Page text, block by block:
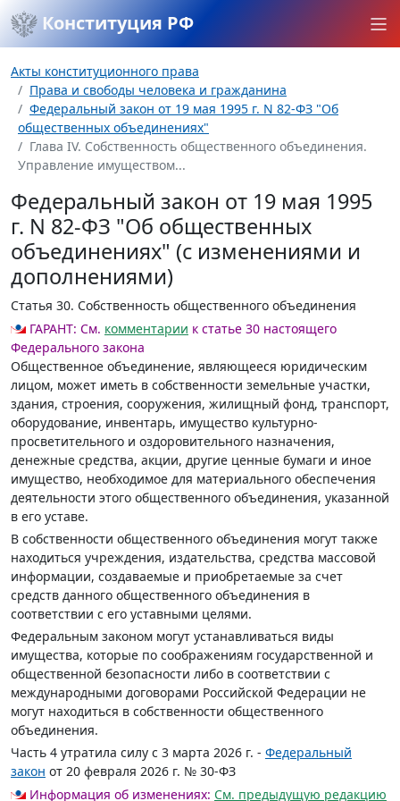
Конституция РФ
Акты конституционного права
Права и свободы человека и гражданина
Федеральный закон от 19 мая 1995 г. N 82-ФЗ "Об
общественных объединениях"
Глава IV. Собственность общественного объединения.
Управление имуществом...
Федеральный закон от 19 мая 1995
г. N 82-ФЗ "Об общественных
объединениях" (с изменениями и
дополнениями)
Статья 30. Собственность общественного объединения
ГАРАНТ: См. комментарии к статье 30 настоящего
Федерального закона
Общественное объединение, являющееся юридическим
лицом, может иметь в собственности земельные участки,
здания, строения, сооружения, жилищный фонд, транспорт,
оборудование, инвентарь, имущество культурно-
просветительного и оздоровительного назначения,
денежные средства, акции, другие ценные бумаги и иное
имущество, необходимое для материального обеспечения
деятельности этого общественного объединения, указанной
в его уставе.
В собственности общественного объединения могут также
находиться учреждения, издательства, средства массовой
информации, создаваемые и приобретаемые за счет
средств данного общественного объединения в
соответствии с его уставными целями.
Федеральным законом могут устанавливаться виды
имущества, которые по соображениям государственной и
общественной безопасности либо в соответствии с
международными договорами Российской Федерации не
могут находиться в собственности общественного
объединения.
Часть 4 утратила силу с 3 марта 2026 г. - Федеральный
закон от 20 февраля 2026 г. № 30-ФЗ
Информация об изменениях: См. предыдущую редакцию